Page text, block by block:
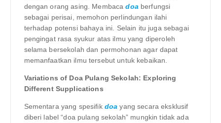
dengan orang asing. Membacadoa berfungsi
sebagai perisai, memohon perlindungan ilahi
terhadap potensi bahaya ini. Selain itu juga sebagai
pengingat rasa syukur atas ilmu yang diperoleh
selama bersekolah dan permohonan agar dapat
memanfaatkan ilmu tersebut untuk kebaikan.
Variations of Doa Pulang Sekolah: Exploring
Different Supplications
Sementara yang spesifik doa yang secara eksklusif
diberi label “doa pulang sekolah” mungkin tidak ada